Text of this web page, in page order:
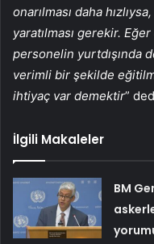
onarılması daha
yaratılması gerekir.
personelin yurtdışında
verimli bir şekilde
ihtiyaç var demektir”
İlgili Makaleler
BM